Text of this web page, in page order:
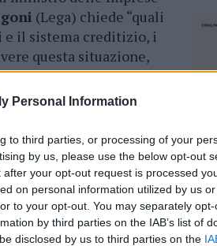
Personal Information
to third parties, or processing of your
by us, please use the below opt-out
your opt-out request is processed
on personal information utilized by us
to your opt-out. You may separately
by third parties on the IAB’s list of
disclosed by us to third parties on the
(Lega) chiede “quali
il sistema creditizio, i
questa situazione,
in maniera
e meta di
di visitatori e
infatti, è anche
marittimi
il porto di Bonifacio.